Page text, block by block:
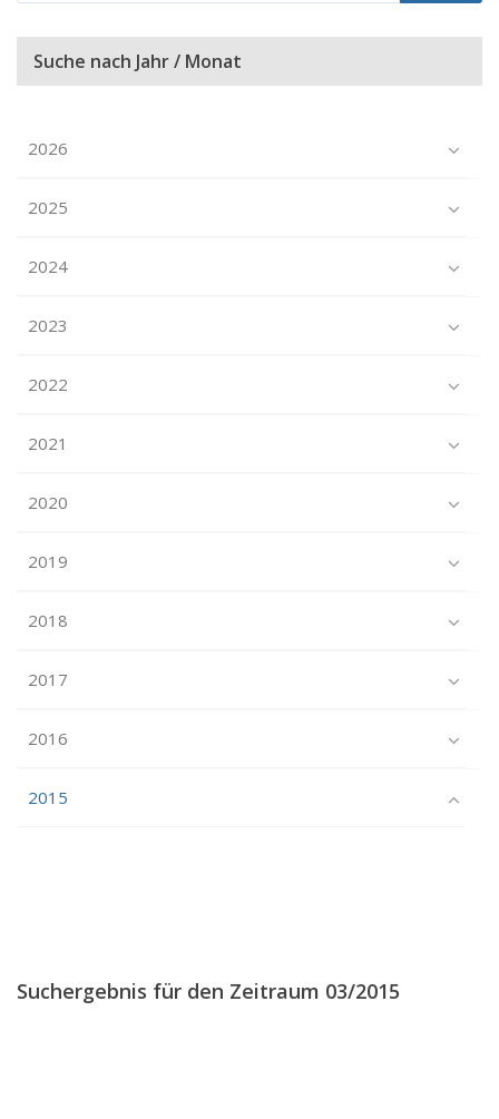
Suche nach Jahr / Monat
2026
2025
2024
2023
2022
2021
2020
2019
2018
2017
2016
2015
Suchergebnis für den Zeitraum 03/2015